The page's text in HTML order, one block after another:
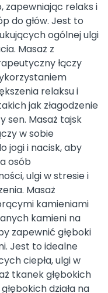
zapewniając relaks i
do głów. Jest to
ogólnej ulgi
Masaż z
łączy
relaksu i
jak złagodzenie
sen. Masaż tajsk
w sobie
jogi i nacisk, aby
osób
ulgi w stresie i
Masaż
kamieniami
kamieni na
zapewnić głęboki
Jest to idealne
ciepła, ulgi w
tkanek głębokich
działa na